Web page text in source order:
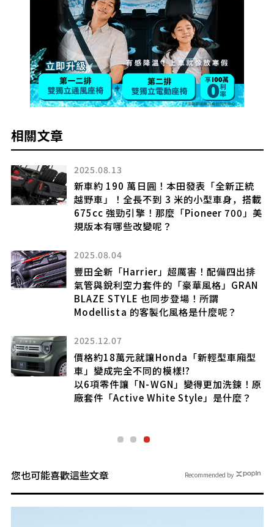
相關文章
2025.08.13
新車約 190 萬日圓！本田發表「全新正統
越野車」！全長不到 3 米的小型車身，搭載
675cc 強勁引擎！那麼「Pioneer 700」美
規版本有哪些改變呢？
2025.08.04
豐田全新「Harrier」超厲害！配備四出排
氣管與銳利空力套件的「豪華風格」GRAN
BLAZE STYLE 也同步登場！所謂
Modellista 的客製化風格是什麼呢？
2025.12.07
價格約18萬元就讓Honda「新輕型車廂型
車」變成完全不同的模樣!?
以6項零件讓「N-WGN」變得更加洗鍊！原
廠套件「Active White Style」是什麼？
您也可能喜歡這些文章 Recommended by